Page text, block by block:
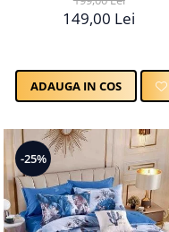
149,00 Lei
ADAUGA IN COS
-25%